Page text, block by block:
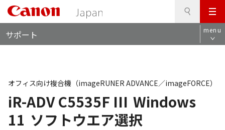
メ
ニ
ュ
サポート menu
iR-ADV C5535F III Windows
11 ソフトウエア選択
オフィス向け複合機（imageRUNER ADVANCE／imageFORCE）